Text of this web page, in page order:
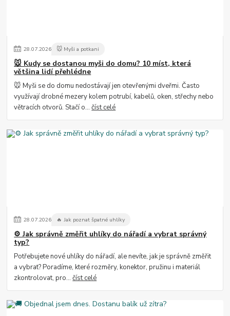
28.07.2026 🐭 Myši a potkani
🐭 Kudy se dostanou myši do domu? 10 míst, která
většina lidí přehlédne
🐭 Myši se do domu nedostávají jen otevřenými dveřmi. Často
využívají drobné mezery kolem potrubí, kabelů, oken, střechy nebo
větracích otvorů. Stačí o...číst celé
28.07.2026 🔥 Jak poznat špatné uhlíky
⚙️ Jak správně změřit uhlíky do nářadí a vybrat správný
typ?
Potřebujete nové uhlíky do nářadí, ale nevíte, jak je správně změřit
a vybrat? Poradíme, které rozměry, konektor, pružinu i materiál
zkontrolovat, pro...číst celé